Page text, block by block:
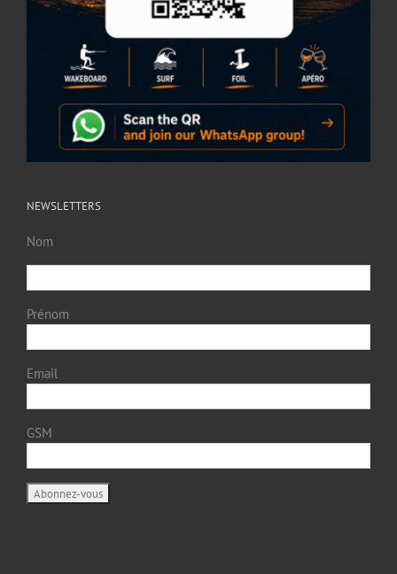
NEWSLETTERS
Nom
Prénom
Email
GSM